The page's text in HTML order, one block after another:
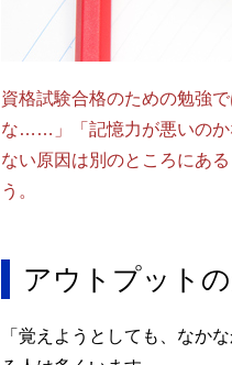
資格試験合格のための勉強
な……」「記憶力が悪いの
ない原因は別のところにあ
う。
アウトプット
「覚えようとしても、なか